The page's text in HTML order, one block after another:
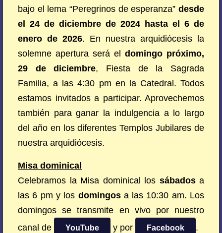
bajo el lema “Peregrinos de esperanza” desde
el 24 de diciembre de 2024 hasta el 6 de
enero de 2026. En nuestra arquidiócesis la
solemne apertura será el domingo próximo,
29 de diciembre, Fiesta de la Sagrada
Familia, a las 4:30 pm en la Catedral. Todos
estamos invitados a participar. Aprovechemos
también para ganar la indulgencia a lo largo
del año en los diferentes Templos Jubilares de
nuestra arquidiócesis.
Misa dominical
Celebramos la Misa dominical los sábadosa
las 6 pm y los domingosa las 10:30 am. Los
domingos se transmite en vivo por nuestro
canal de
YouTube y por Facebook .